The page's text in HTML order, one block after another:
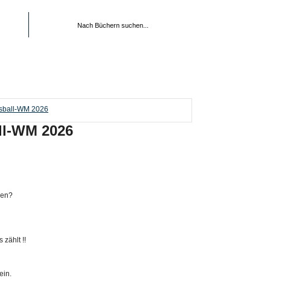
WM 2026
WM 2026
zählt !!